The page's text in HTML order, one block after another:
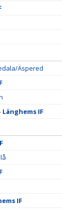
Äspered
Länghems IF
IF